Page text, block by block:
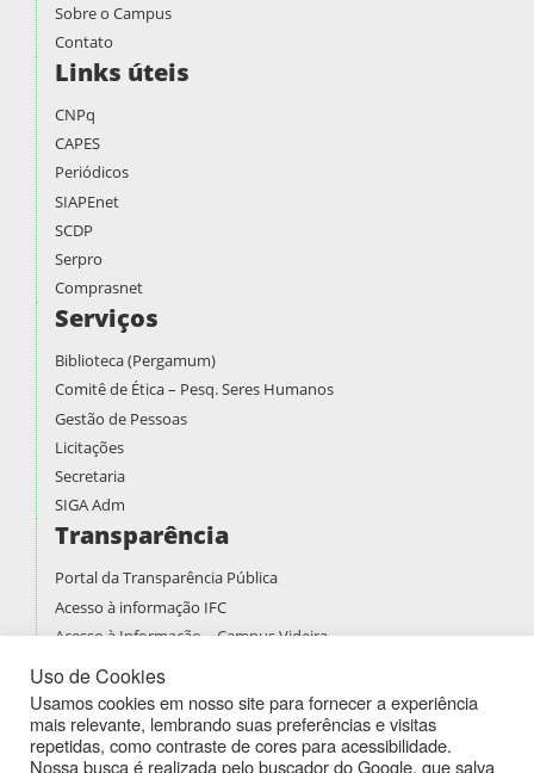
Sobre o Campus
Contato
Links úteis
CNPq
CAPES
Periódicos
SIAPEnet
SCDP
Serpro
Comprasnet
Serviços
Biblioteca (Pergamum)
Comitê de Ética – Pesq. Seres Humanos
Gestão de Pessoas
Licitações
Secretaria
SIGA Adm
Transparência
Portal da Transparência Pública
Acesso à informação IFC
Acesso à Informação – Campus Videira
Prestação de contas
PPPI
Boletins de Serviços
Uso de Cookies
Usamos cookies em nosso site para fornecer a experiência
mais relevante, lembrando suas preferências e visitas
repetidas, como contraste de cores para acessibilidade.
Nossa busca é realizada pelo buscador do Google, que salva